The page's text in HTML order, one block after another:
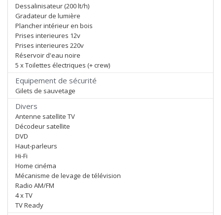
Dessalinisateur (200 lt/h)
Gradateur de lumière
Plancher intérieur en bois
Prises interieures 12v
Prises interieures 220v
Réservoir d'eau noire
5 x Toilettes électriques (+ crew)
Equipement de sécurité
Gilets de sauvetage
Divers
Antenne satellite TV
Décodeur satellite
DVD
Haut-parleurs
Hi-Fi
Home cinéma
Mécanisme de levage de télévision
Radio AM/FM
4 x TV
TV Ready